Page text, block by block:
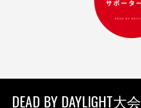
DEAD BY DAYLIGHT大会